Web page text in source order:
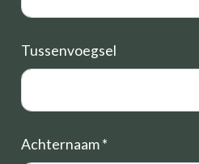
Tussenvoegsel
Achternaam*